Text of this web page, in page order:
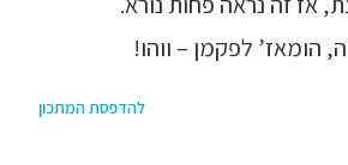
הומאז’ לפקמן – ווהו!
להדפסת המתכון